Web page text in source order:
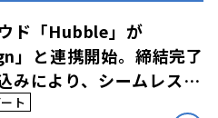
ド「Hubble」が
」と連携開始。締結完了
みにより、シームレスな
法への一元的な対応を実
ト